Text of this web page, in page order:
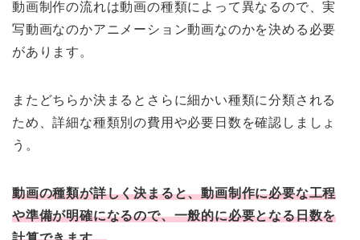
動画制作の流れは動画の種類によって異なるので、実
写動画なのかアニメーション動画なのかを決める必要
があります。
またどちらか決まるとさらに細かい種類に分類される
ため、詳細な種類別の費用や必要日数を確認しましょ
う。
動画の種類が詳しく決まると、動画制作に必要な工程
や準備が明確になるので、一般的に必要となる日数を